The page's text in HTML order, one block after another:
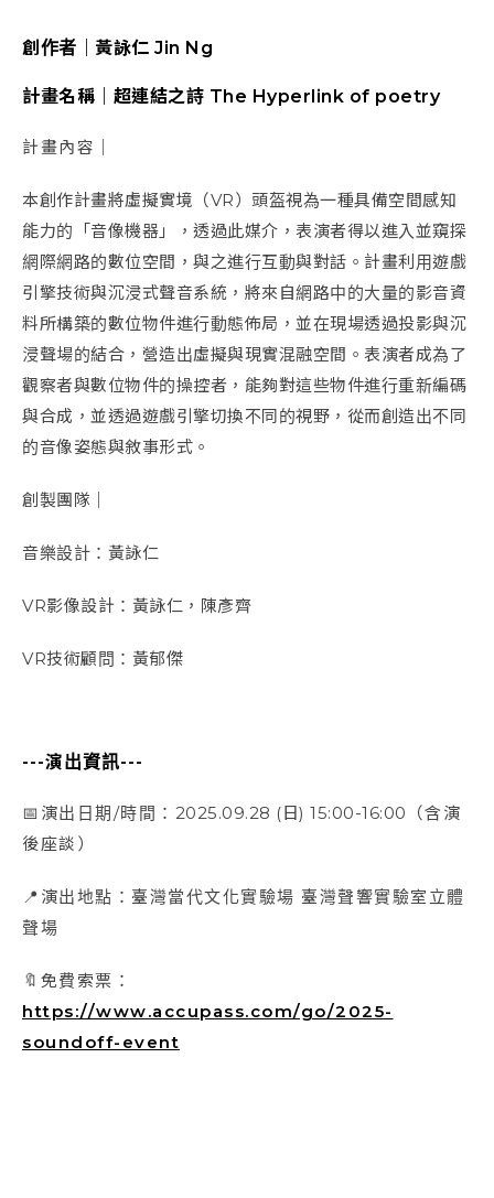
創作者｜黃詠仁 Jin Ng
計畫名稱｜超連結之詩 The Hyperlink of poetry
計畫內容｜
本創作計畫將虛擬實境（VR）頭盔視為一種具備空間感知
能力的「音像機器」，透過此媒介，表演者得以進入並窺探
網際網路的數位空間，與之進行互動與對話。計畫利用遊戲
引擎技術與沉浸式聲音系統，將來自網路中的大量的影音資
料所構築的數位物件進行動態佈局，並在現場透過投影與沉
浸聲場的結合，營造出虛擬與現實混融空間。表演者成為了
觀察者與數位物件的操控者，能夠對這些物件進行重新編碼
與合成，並透過遊戲引擎切換不同的視野，從而創造出不同
的音像姿態與敘事形式。
創製團隊｜
音樂設計：黃詠仁
VR影像設計：黃詠仁，陳彥齊
VR技術顧問：黃郁傑
---演出資訊---
📅演出日期/時間： 2025.09.28 (日) 15:00-16:00 （含演
後座談）
📍演出地點：臺灣當代文化實驗場 臺灣聲響實驗室立體
聲場
🔖免費索票：
https://www.accupass.com/go/2025-
soundoff-event